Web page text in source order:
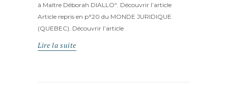
à Maître Déborah DIALLO“. Découvrir l’article
Article repris en p°20 du MONDE JURIDIQUE
(QUEBEC). Découvrir l’article
Lire la suite